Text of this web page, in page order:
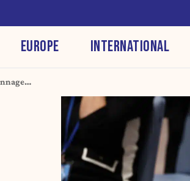
EUROPE INTERNATIONAL